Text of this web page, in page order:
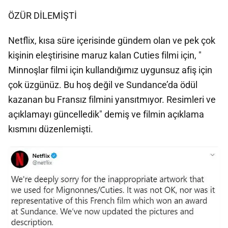
ÖZÜR DİLEMİŞTİ
Netflix, kısa süre içerisinde gündem olan ve pek çok
kişinin eleştirisine maruz kalan Cuties filmi için, "
Minnoşlar filmi için kullandığımız uygunsuz afiş için
çok üzgünüz. Bu hoş değil ve Sundance’da ödül
kazanan bu Fransız filmini yansıtmıyor. Resimleri ve
açıklamayı güncelledik" demiş ve filmin açıklama
kısmını düzenlemişti.